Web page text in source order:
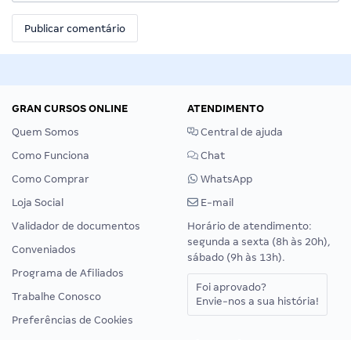
GRAN CURSOS ONLINE
Quem Somos
Como Funciona
Como Comprar
Loja Social
Validador de documentos
Conveniados
Programa de Afiliados
Trabalhe Conosco
Preferências de Cookies
ATENDIMENTO
Central de ajuda
Chat
WhatsApp
E-mail
Horário de atendimento:
segunda a sexta (8h às 20h),
sábado (9h às 13h).
Foi aprovado?
Envie-nos a sua história!